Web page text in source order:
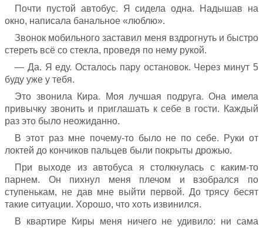
Почти пустой автобус. Я сидела одна. Надышав на
окно, написала банальное «люблю».
Звонок мобильного заставил меня вздрогнуть и быстро
стереть всё со стекла, проведя по нему рукой.
— Да. Я еду. Осталось пару остановок. Через минут 5
буду уже у тебя.
Это звонила Кира. Моя лучшая подруга. Она имела
привычку звонить и приглашать к себе в гости. Каждый
раз это было неожиданно.
В этот раз мне почему-то было не по себе. Руки от
локтей до кончиков пальцев были покрыты дрожью.
При выходе из автобуса я столкнулась с каким-то
парнем. Он пихнул меня плечом и взобрался по
ступенькам, не дав мне выйти первой. До трясу бесят
такие ситуации. Хорошо, что хоть извинился.
В квартире Киры меня ничего не удивило: ни сама